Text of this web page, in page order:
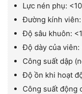
Lực nén phụ:
Đường kính viên:
Độ sâu khuôn:
Độ dày của viên:
Công suất dập
Độ ồn khi hoạt
Công suất động